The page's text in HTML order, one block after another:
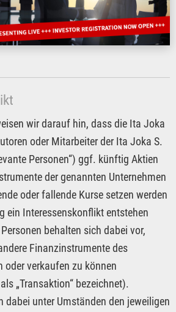
wir darauf hin, dass die Ita Joka
oder Mitarbeiter der Ita Joka S.
Personen“) ggf. künftig Aktien
der genannten Unternehmen
oder fallende Kurse setzen werden
ein Interessenskonflikt entstehen
behalten sich dabei vor,
Finanzinstrumente des
oder verkaufen zu können
„Transaktion“ bezeichnet).
dabei unter Umständen den jeweiligen